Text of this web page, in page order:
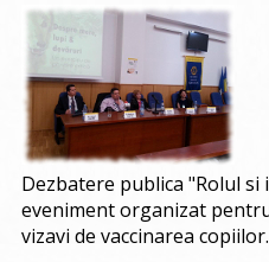
Dezbatere publica "Rolul
eveniment organizat
vizavi de vaccinarea copiilor.